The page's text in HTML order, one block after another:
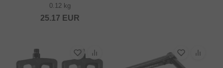
0.12 kg
25.17 EUR